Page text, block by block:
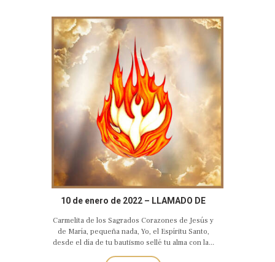
10 de enero de 2022 – LLAMADO DE
ESPÍRITU SANTO
Carmelita de los Sagrados Corazones de Jesús y
de María, pequeña nada, Yo, el Espíritu Santo,
desde el día de tu bautismo sellé tu alma con la...